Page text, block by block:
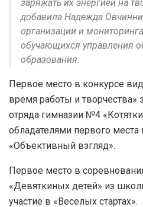
заряжать их энергией на
добавила Надежда
организации и
обучающихся управления
образования.
Первое место в конкурсе
время работы и творчества»
отряда гимназии №4
обладателями первого места
«Объективный взгляд».
Первое место в
«Девяткиных детей» из
участие в «Веселых стартах».